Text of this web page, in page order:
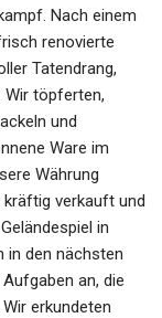
Nach einem
renovierte
Tatendrang,
Wir töpferten,
und
Ware im
Währung
verkauft und
in
in den nächsten
an, die
erkundeten